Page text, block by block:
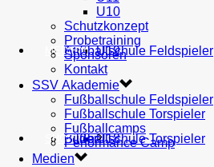
AH U19
U18
Fußballschule Feldspieler
Fußballschule Torspieler
MEDIEN
Bilder
SHOP
U10
Schutzkonzept
Probetraining
Sponsoren
Kontakt
SSV Akademie
Fußballschule Feldspieler
Fußballschule Torspieler
Fußballcamps
Performance Camp
Medien